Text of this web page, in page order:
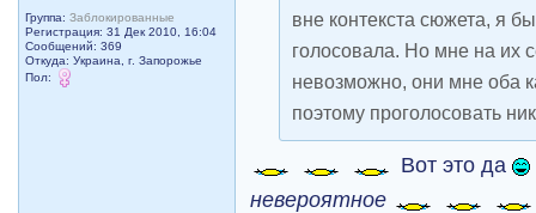
Группа:Заблокированные
Регистрация: 31 Дек 2010, 16:04
Сообщений: 369
Откуда: Украина, г. Запорожье
Пол:
вне контекста сюжета, я
голосовала. Но мне на их
невозможно, они мне оба
поэтому проголосовать
Вот это да
невероятное